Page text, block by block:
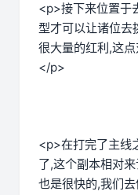
<p>接下来位置于
型才可以让诸位去
很大量的红利,这点
</p>
<p>在打完了主线
了,这个副本相对
也是很快的,我们